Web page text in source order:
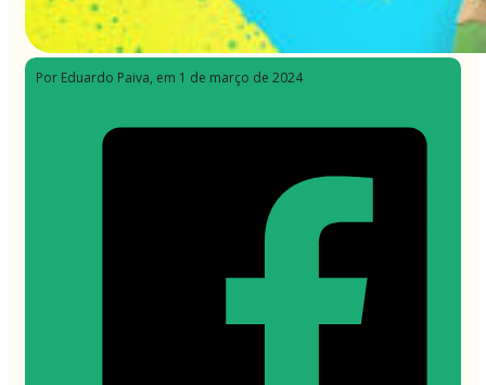
Por Eduardo Paiva, em 1 de março de 2024